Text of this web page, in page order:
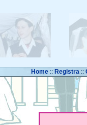
Home :: Registra::